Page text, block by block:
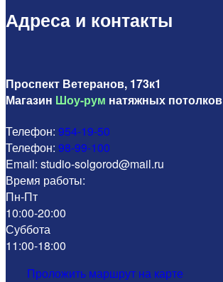
Адреса и контакты
Проспект Ветеранов, 173к1
Магазин Шоу-рум натяжных потолков
Телефон: 954-19-50
Телефон: 98-99-100
Email: studio-solgorod@mail.ru
Время работы:
Пн-Пт
10:00-20:00
Суббота
11:00-18:00
Проложить маршрут на карте